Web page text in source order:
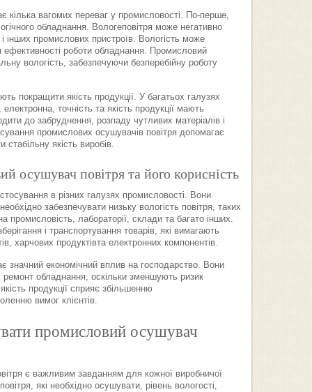
кілька вагомих переваг у промисловості. По-перше,
обладнання. Вологеповітря може негативно
інших промислових пристроїв. Вологість може
ефективності роботи обладнання. Промисловий
вологість, забезпечуючи безперебійну роботу
покращити якість продукції. У багатьох галузях
точність та якість продукції мають
до забруднення, розпаду чутливих матеріалів і
промислових осушувачів повітря допомагає
стабільну якість виробів.
осушувач повітря та його корисність
в різних галузях промисловості. Вони
забезпечувати низьку вологість повітря, таких
промисловість, лабораторії, склади та багато інших.
і транспортування товарів, які вимагають
харчових продуктівта електронних компонентів.
значний економічний вплив на господарство. Вони
обладнання, оскільки зменшують ризик
продукції сприяє збільшенню
вимог клієнтів.
промисловий осушувач
є важливим завданням для кожної виробничої
які необхідно осушувати, рівень вологості,